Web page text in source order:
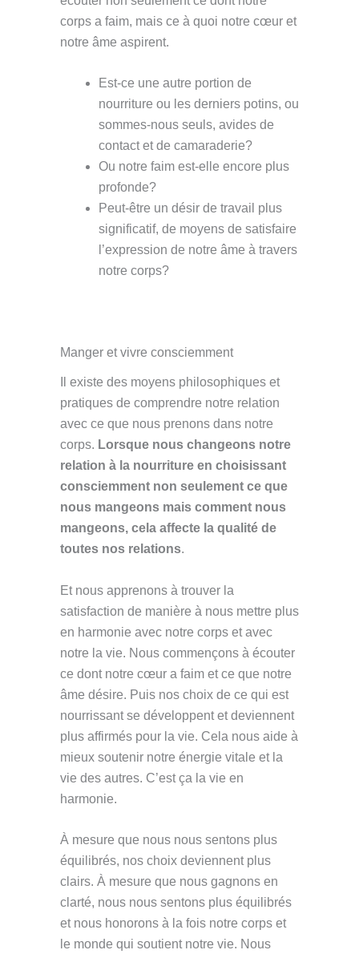
corps a faim, mais ce à quoi notre cœur et
notre âme aspirent.
Est-ce une autre portion de
nourriture ou les derniers potins, ou
sommes-nous seuls, avides de
contact et de camaraderie?
Ou notre faim est-elle encore plus
profonde?
Peut-être un désir de travail plus
significatif, de moyens de satisfaire
l’expression de notre âme à travers
notre corps?
Manger et vivre consciemment
Il existe des moyens philosophiques et
pratiques de comprendre notre relation
avec ce que nous prenons dans notre
corps. Lorsque nous changeons notre
relation à la nourriture en choisissant
consciemment non seulement ce que
nous mangeons mais comment nous
mangeons, cela affecte la qualité de
toutes nos relations.
Et nous apprenons à trouver la
satisfaction de manière à nous mettre plus
en harmonie avec notre corps et avec
notre la vie. Nous commençons à écouter
ce dont notre cœur a faim et ce que notre
âme désire. Puis nos choix de ce qui est
nourrissant se développent et deviennent
plus affirmés pour la vie. Cela nous aide à
mieux soutenir notre énergie vitale et la
vie des autres. C’est ça la vie en
harmonie.
À mesure que nous nous sentons plus
équilibrés, nos choix deviennent plus
clairs. À mesure que nous gagnons en
clarté, nous nous sentons plus équilibrés
et nous honorons à la fois notre corps et
le monde qui soutient notre vie. Nous